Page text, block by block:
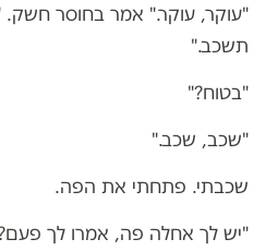
"עוקר, עוקר." אמר בחוסר
תשכב."
"בטוח?"
"שכב, שכב."
שכבתי. פתחתי את הפה.
"יש לך אחלה פה, אמרו לך